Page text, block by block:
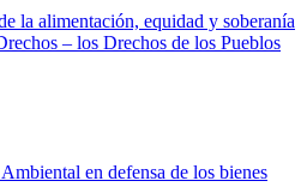
la alimentación, equidad y soberanía
– los Drechos de los Pueblos
en defensa de los bienes